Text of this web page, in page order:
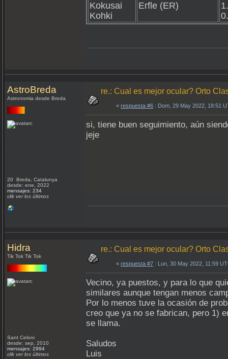
Kokusai
Kohki
Erfle (ER)
AstroBreda
Astronomia desde Breda
20 Breda, Catalunya
desde: ene, 2022
mensajes: 234
clik ver los últimos
re.: Cual es mejor ocular? Orto
« respuesta #6 : Dom, 29 May 2022, 18:51
si, tiene buen seguimiento, aún
jeje
Hidra
Tik Tok Tik Tok
Sant Celoni
desde: sep, 2010
mensajes: 2994
clik ver los últimos
re.: Cual es mejor ocular? Orto
« respuesta #7 : Lun, 30 May 2022, 11:59
Vecino, ya puestos, y para lo que
similares aunque tengan menos
Por lo menos tuve la ocasión de
creo que ya no se fabrican, pero 1)
se llama.
Saludos
Luis